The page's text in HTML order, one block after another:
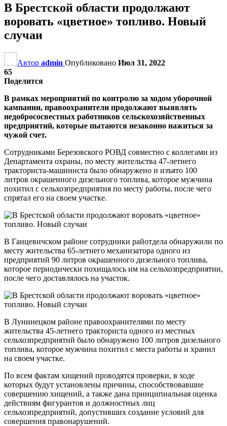
В Брестской области продолжают
воровать «цветное» топливо. Новый
случаи
Автор admin Опубликовано Июл 31, 2022
65
Поделится
В рамках мероприятий по контролю за ходом уборочной
кампании, правоохранители продолжают выявлять
недобрососвестных работников сельскохозяйственных
предприятий, которые пытаются незаконно нажиться за
чужой счет.
Сотрудниками Березовского РОВД совместно с коллегами из
Департамента охраны, по месту жительства 47-летнего
тракториста-машиниста было обнаружено и изъято 100
литров окрашенного дизельного топлива, которое мужчина
похитил с сельхозпредприятия по месту работы, после чего
спрятал его на своем участке.
В Ганцевичском районе сотрудники райотдела обнаружили по
месту жительства 65-летнего механизатора одного из
предприятий 90 литров окрашенного дизельного топлива,
которое периодически похищалось им на сельхозпредприятии,
после чего доставлялось на участок.
В Лунинецком районе правоохранителями по месту
жительства 45-летнего тракториста одного из местных
сельхозпредприятий было обнаружено 100 литров дизельного
топлива, которое мужчина похитил с места работы и хранил
на своем участке.
По всем фактам хищений проводятся проверки, в ходе
которых будут установлены причины, способствовавшие
совершению хищений, а также дана принципиальная оценка
действиям фигурантов и должностных лиц
сельхозпредприятий, допустивших создание условий для
совершения правонарушений.